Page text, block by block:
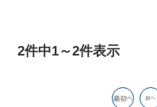
2件中1～2件表示